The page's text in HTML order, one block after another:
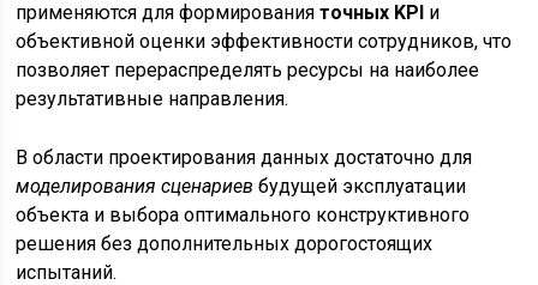
применяются для формированияточных KPI и
объективной оценки эффективности сотрудников, что
позволяет перераспределять ресурсы на наиболее
результативные направления.
В области проектирования данных достаточно для
моделирования сценариев будущей эксплуатации
объекта и выбора оптимального конструктивного
решения без дополнительных дорогостоящих
испытаний.